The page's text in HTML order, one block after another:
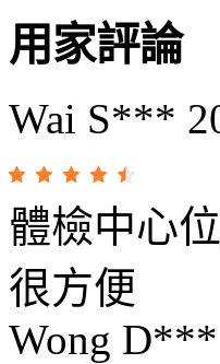
用家評論
Wai S***
體檢中心
很方便
Wong D***